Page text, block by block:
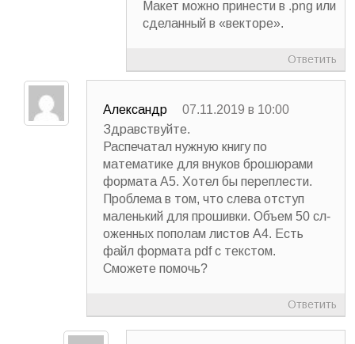
Макет можно принести в .png или
сделанный в «векторе».
Ответить
Александр
07.11.2019 в 10:00
Здравствуйте.
Распечатал нужную кн­игу по
математике для внуков брошюрами
формата А5. Хотел бы переплести.
Пробле­ма в том, что слева от­ступ
маленький для прошивки. Объем 50 сл­
оженных пополам лист­ов А4. Есть
файл формата pdf с текс­том.
Сможете помочь?
Ответить